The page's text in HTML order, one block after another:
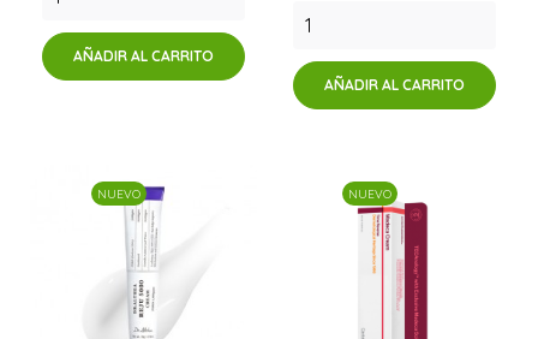
AÑADIR AL CARRITO
AÑADIR AL CARRITO
NUEVO NUEVO